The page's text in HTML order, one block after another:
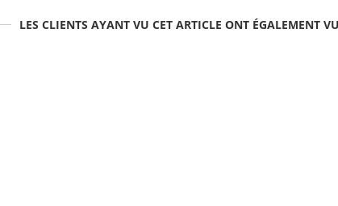
LES CLIENTS AYANT VU CET ARTICLE ONT ÉGALEMENT VU